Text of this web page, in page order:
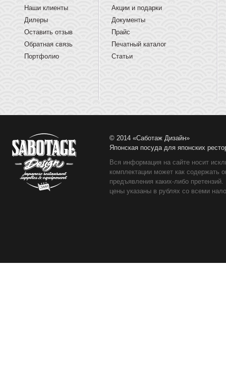
Наши клиенты
Дилеры
Оставить отзыв
Обратная связь
Портфолио
Акции и подарки
Документы
Прайс
Печатный каталог
Статьи
© 2014 «Саботаж Дизайн»
Японская посуда для японских
Вся информация на сайте носит
комплектации может как содержать
предъявления каких-либо
цены указаны в рублях со всеми